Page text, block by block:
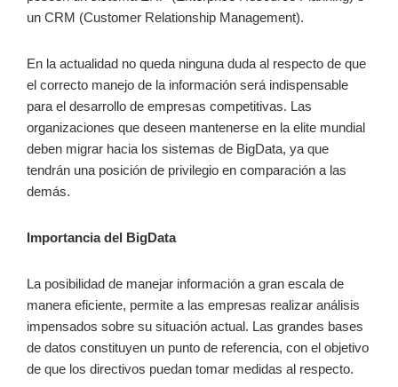
un CRM (Customer Relationship Management).
En la actualidad no queda ninguna duda al respecto de que
el correcto manejo de la información será indispensable
para el desarrollo de empresas competitivas. Las
organizaciones que deseen mantenerse en la elite mundial
deben migrar hacia los sistemas de BigData, ya que
tendrán una posición de privilegio en comparación a las
demás.
Importancia del BigData
La posibilidad de manejar información a gran escala de
manera eficiente, permite a las empresas realizar análisis
impensados sobre su situación actual. Las grandes bases
de datos constituyen un punto de referencia, con el objetivo
de que los directivos puedan tomar medidas al respecto.